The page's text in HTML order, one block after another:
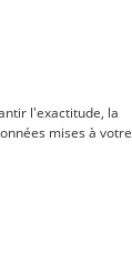
l'exactitude, la
mises à votre